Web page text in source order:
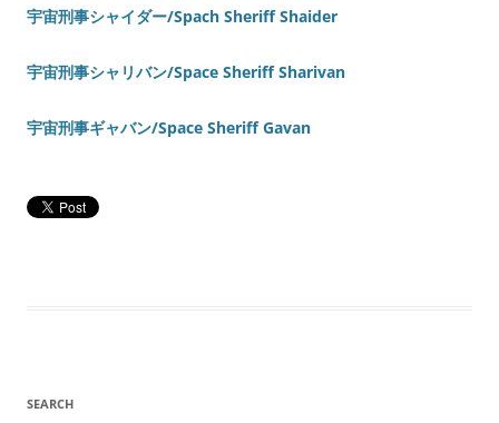
宇宙刑事シャイダー/Spach Sheriff Shaider
宇宙刑事シャリバン/Space Sheriff Sharivan
宇宙刑事ギャバン/Space Sheriff Gavan
SEARCH